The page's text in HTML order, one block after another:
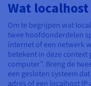
Roadmap & Changelog
MIJN VERKEER VERDELEN
Load Balancer
Tarieven
Roadmap & Changelog
AI Endpoints - Catalogus
AI Endpoints - Base API
AI Endpoints - Batch API
GPU'S
Managed HSM
Dedicated HSM
Anti-DDoS Infrastructure
Tarieven
Beschikbaarheid per regio
Documentatie
Roadmap & Changelog
MCP Server
Tarieven
Beschikbaarheid per regio
Documentatie
Handleidingen en
Compliance en
Roadmap & Changelog
HYCU for OVHcloud
SAP HANA ON OVHCLOUD
SAP HANA on Bare Metal
SAP HANA on Private
Block Storage & Object
Beheerde databases
Containers & Orkestratie
Cloud Store
Cloud Native
AI & HPC
OVHCloud Connect
CDN-infrastructuur
BGP-services
Tarieven
Handleidingen en
Roadmap & Changelog
Wederverkoper
TOEPASSINGEN
Resilience en AZ
Ontwikkelaars
Resellers
Alle toepassingen
CDN-infrastructuur
BGP-services
BESCHERMING & VEILIGHEID
Aanvullende databases
Optie SSL-certificaten
CDN-optie
Wat
Om te begrijpen wat
twee hoofdonderdelen
internet of een netwerk
betekent in deze context
computer”. Breng de
een gesloten systeem
adres of een localhost